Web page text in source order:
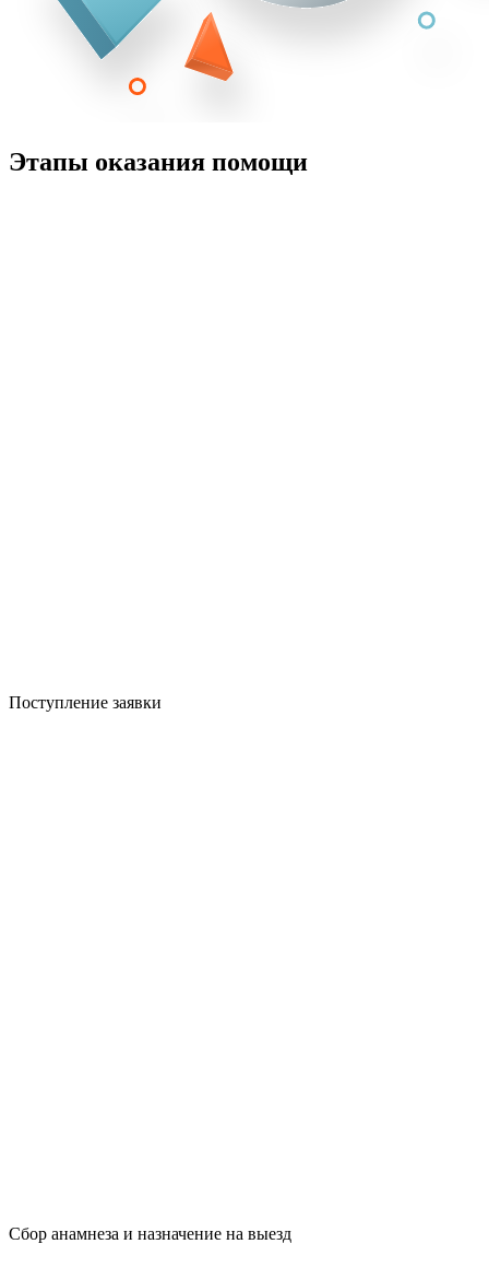
Этапы оказания помощи
Поступление заявки
Сбор анамнеза и назначение на выезд